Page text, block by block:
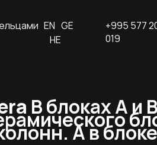
EN GE
HE
+995 577
019
В блоках А и В
А в